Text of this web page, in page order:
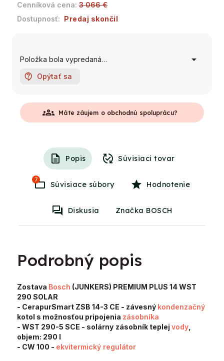
3 066 €
Predaj skončil
Položka bola vypredaná…
Opýtať sa
groups Máte záujem o obchodnú spoluprácu?
Popis Súvisiaci tovar
7
Súvisiace súbory Hodnotenie
Diskusia Značka BOSCH
Podrobný popis
Zostava Bosch (JUNKERS) PREMIUM PLUS 14 WST
290 SOLAR
- CerapurSmart ZSB 14-3 CE - závesný kondenzačný
kotol s možnosťou pripojenia zásobníka
- WST 290-5 SCE - solárny zásobník teplej vody
objem: 290 l
- CW 100 - ekvitermický regulátor